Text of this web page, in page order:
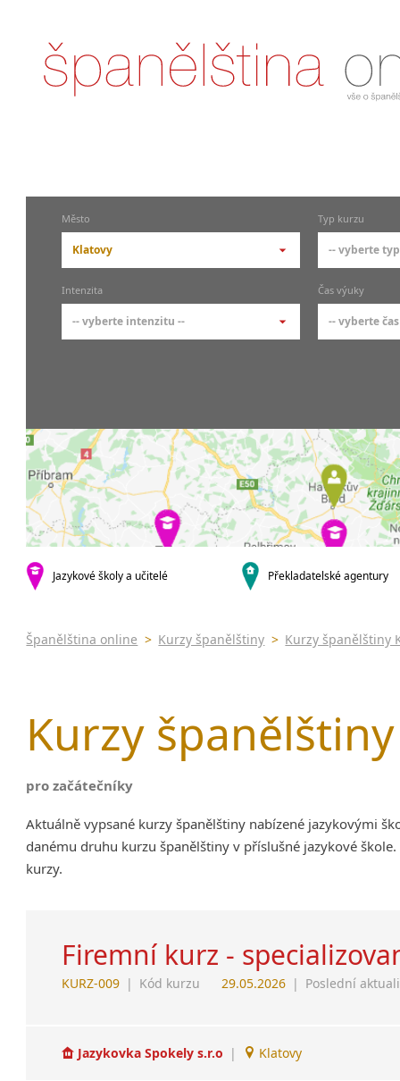
Město
Klatovy
-- vyberte město --
pražské městské části
Praha 10
krajská města
Brno
Plzeň
Liberec
Olomouc
malá města podle abecedy
Most
Typ kurzu
-- vyberte
-- vyberte
kurzy s
Online
Letní
Intenzita
-- vyberte intenzitu --
20 a více hodin týdně
Čas výuky
-- vyberte
Večerní
Noční
Jazykové školy a učitelé Překladatelské agentury
Španělština online > Kurzy španělštiny > Kurzy španělštiny
Kurzy
pro začátečníky
Aktuálně vypsané kurzy španělštiny nabízené jazykovými
danému druhu kurzu španělštiny v příslušné jazykové
kurzy.
Firemní kurz -
KURZ-009 | Kód kurzu 29.05.2026 | Poslední
Jazykovka Spokely s.r.o | Klatovy